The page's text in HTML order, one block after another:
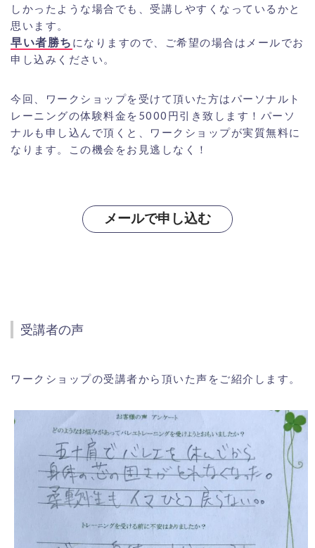
しかったような場合でも、受講しやすくなっているかと
思います。
早い者勝ち になりますので、ご希望の場合はメールでお
申し込みください。
今回、ワークショップを受けて頂いた方はパーソナルト
レーニングの体験料金を5000円引き致します！パーソ
ナルも申し込んで頂くと、ワークショップが実質無料に
なります。この機会をお見逃しなく！
メールで申し込む
受講者の声
ワークショップの受講者から頂いた声をご紹介します。